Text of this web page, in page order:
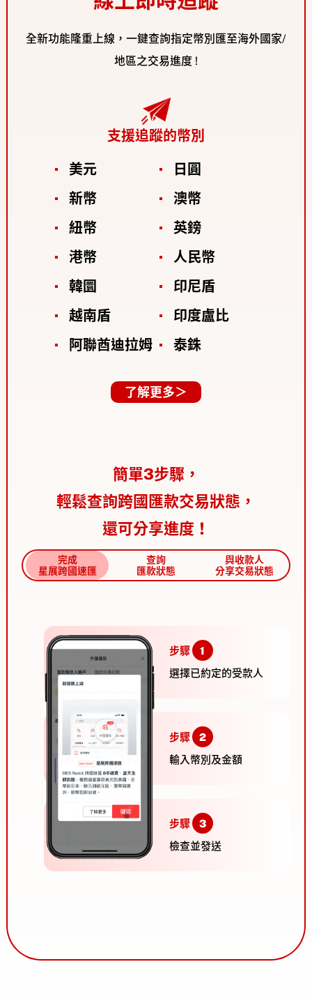
全新功能隆重上線，一鍵查詢指定幣別匯至海外國家/
地區之交易進度 !
支援追蹤的幣別
美元
日圓
新幣
澳幣
紐幣
英鎊
港幣
人民幣
韓圜
印尼盾
越南盾
印度盧比
阿聯酋迪拉姆
泰銖
了解更多＞
簡單3步驟，
輕鬆查詢跨國匯款交易狀態，
還可分享進度！
完成
星展跨國速匯
查詢
匯款狀態
與收款人
分享交易狀態
步驟
1
選擇已約定的受款人
步驟
2
輸入幣別及金額
步驟
3
檢查並發送